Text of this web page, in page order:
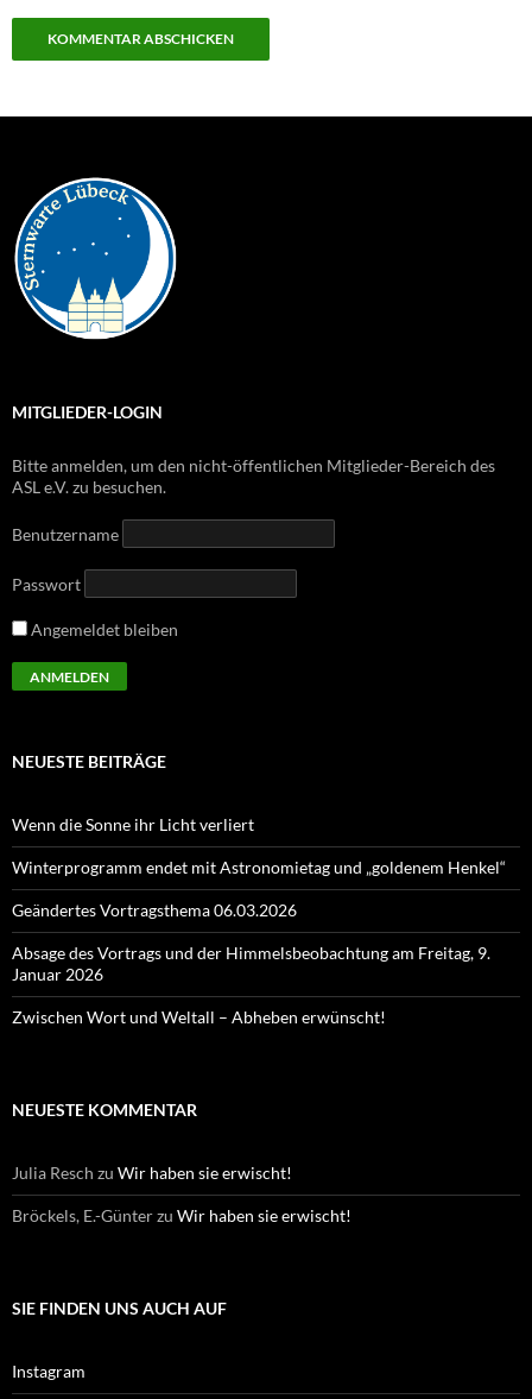
MITGLIEDER-LOGIN
Bitte anmelden, um den nicht-öffentlichen Mitglieder-Bereich des
ASL e.V. zu besuchen.
Benutzername
Passwort
Angemeldet bleiben
NEUESTE BEITRÄGE
Wenn die Sonne ihr Licht verliert
Winterprogramm endet mit Astronomietag und „goldenem Henkel“
Geändertes Vortragsthema 06.03.2026
Absage des Vortrags und der Himmelsbeobachtung am Freitag, 9.
Januar 2026
Zwischen Wort und Weltall – Abheben erwünscht!
NEUESTE KOMMENTAR
Julia Resch zu Wir haben sie erwischt!
Bröckels, E.-Günterzu Wir haben sie erwischt!
SIE FINDEN UNS AUCH AUF
Instagram